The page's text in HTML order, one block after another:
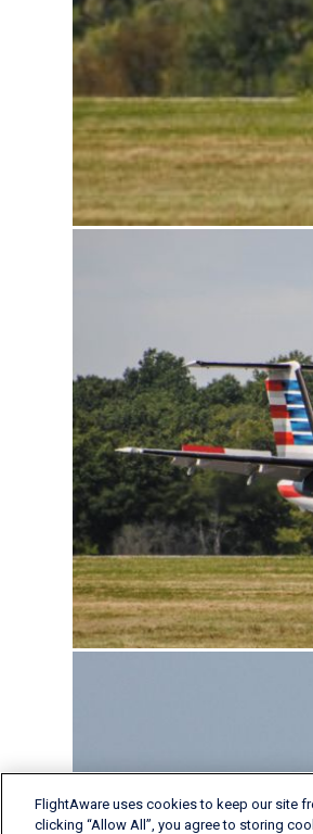
FlightAware uses cookies to keep our site
clicking “Allow All”, you agree to storing